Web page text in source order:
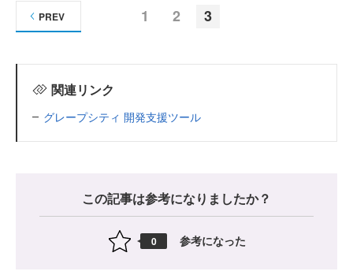
1 2 3
PREV
関連リンク
グレープシティ 開発支援ツール
この記事は参考になりましたか？
0 参考になった